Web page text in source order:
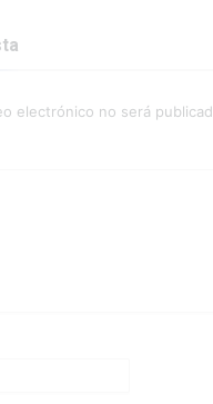
electrónico no será